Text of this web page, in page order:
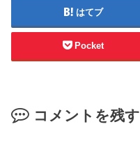
はてブ
Pocket
コメントを残す